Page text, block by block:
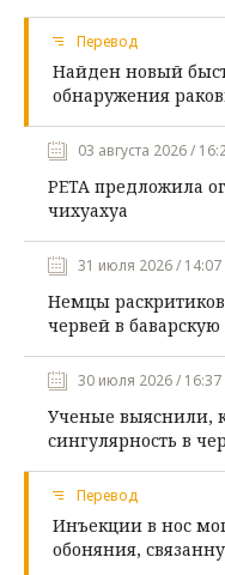
Перевод
Найден новый
обнаружения
03 августа 2026 /
PETA предложила
чихуахуа
31 июля 2026 / 14:07
Немцы
червей в баварскую
30 июля 2026 / 16:37
Ученые выяснили,
сингулярность в
Перевод
Инъекции в нос
обоняния,